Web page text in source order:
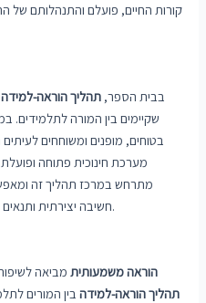
קורות החיים, פועלם והתנהלותם של
בבית הספר, תהליך הוראה-למידה
שקיימים בין המורה לתלמידים.
בטוחים, מופנים ומשוחחים
מערכת חינוכית פתוחה ופועלת.
מתרחש במרכז תהליך זה
חשיבה יצירתית ותנאים לתהליך השלמת האודות באופן עצמאי.
הוראה משמעותיתמביאה
תהליך הוראה-למידהבין המורים